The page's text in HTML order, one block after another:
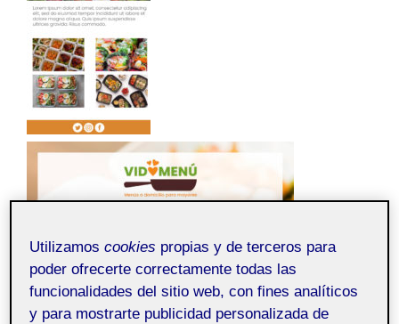
Utilizamoscookies propias y de terceros para
poder ofrecerte correctamente todas las
funcionalidades del sitio web, con fines analíticos
y para mostrarte publicidad personalizada de